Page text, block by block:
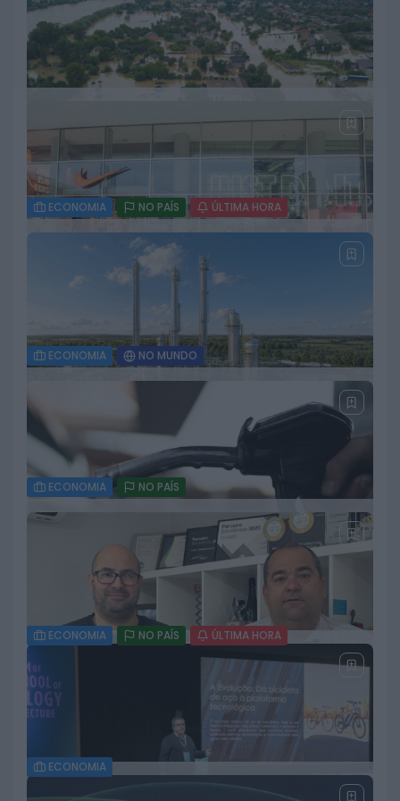
2026 Mundial FM. Todos os direitos reservados.
palco de referência do futebol de
formação
12 DE JULHO, 2026
ECONOMIA NO PAÍS ÚLTIMA HORA
União Europeia disponibiliza 65 milhões de euros
a Portugal para recuperação dos estragos
causados pelas tempestades
23 DE JULHO, 2026
ECONOMIA NO MUNDO
Nike reforça controlo da marca na China e
elimina vendas através de distribuidores online
22 DE JULHO, 2026
ECONOMIA NO PAÍS
Catalyxx investe 120 milhões de euros em Sines
na primeira fábrica comercial de químicos
ECONOMIA NO PAÍS ÚLTIMA HORA
Combustíveis disparam na segunda-feira com
maior subida desde março
18 DE JULHO, 2026
ECONOMIA
Sitarcol distinguida pelo Banco Alimentar Contra